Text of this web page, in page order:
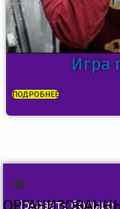
Игра
ПОДРОБНЕЕ
Показать больше